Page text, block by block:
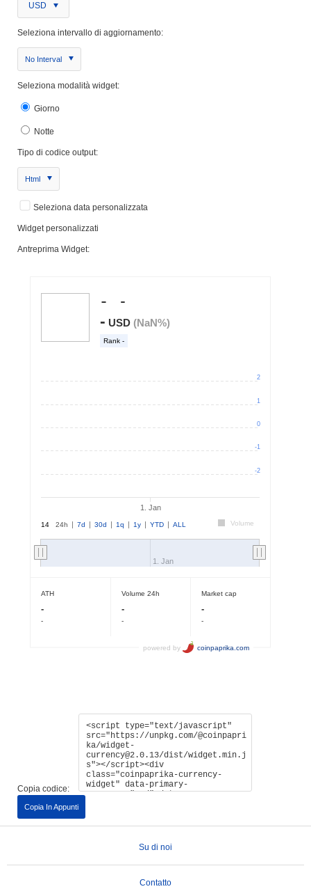
USD
Seleziona intervallo di aggiornamento:
No Interval
Seleziona modalità widget:
Giorno
Notte
Tipo di codice output:
Html
Seleziona data personalizzata
Widget personalizzati
Antreprima Widget:
Copia codice:
Copia In Appunti
Su di noi
Contatto